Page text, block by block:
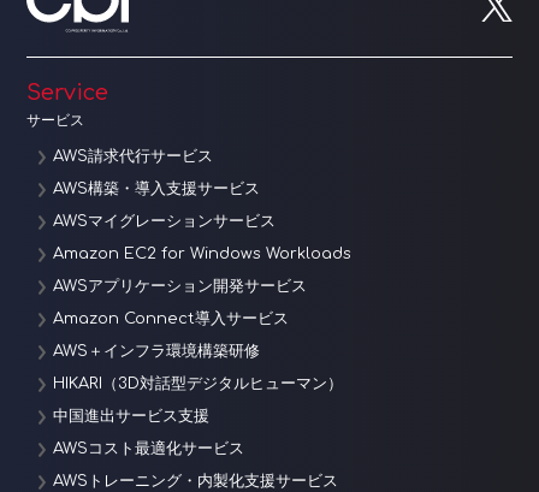
Service
サービス
AWS請求代行サービス
AWS構築・導入支援サービス
AWSマイグレーションサービス
Amazon EC2 for Windows Workloads
AWSアプリケーション開発サービス
Amazon Connect導入サービス
AWS＋インフラ環境構築研修
HIKARI（3D対話型デジタルヒューマン）
中国進出サービス支援
AWSコスト最適化サービス
AWSトレーニング・内製化支援サービス